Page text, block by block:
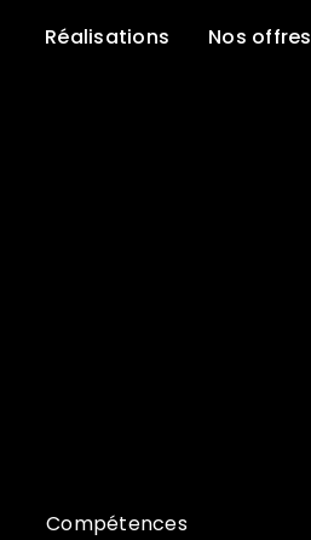
Réalisations Nos offres
Compétences